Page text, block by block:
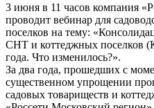
3 июня в 11 часов компания
проводит вебинар для
поселков на тему:
СНТ и коттеджных поселков
года. Что изменилось?».
За два года, прошедших с
существенном упрощении
садовых товариществ и